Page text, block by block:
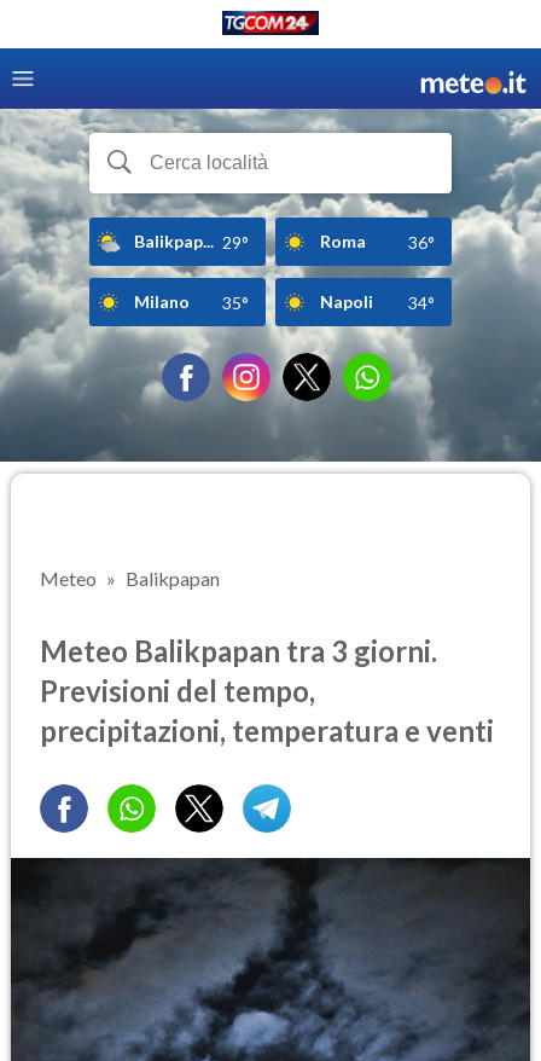
Balikpap... 29° Roma 36°
Milano 35° Napoli 34°
Meteo Balikpapan
Meteo Balikpapan tra 3 giorni.
Previsioni del tempo,
precipitazioni, temperatura e venti